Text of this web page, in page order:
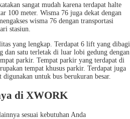
sangat mudah karena terdapat halte
100 meter. Wisma 76 juga dekat dengan
wisma 76 dengan transportasi
stasiun.
yang lengkap. Terdapat 6 lift yang dibagi
dan satu terletak di luar lobi gedung dengan
parkir. Tempat parkir yang terdapat di
tempat khusus parkir. Terdapat juga
untuk bus berukuran besar.
di XWORK
sesuai kebutuhan Anda